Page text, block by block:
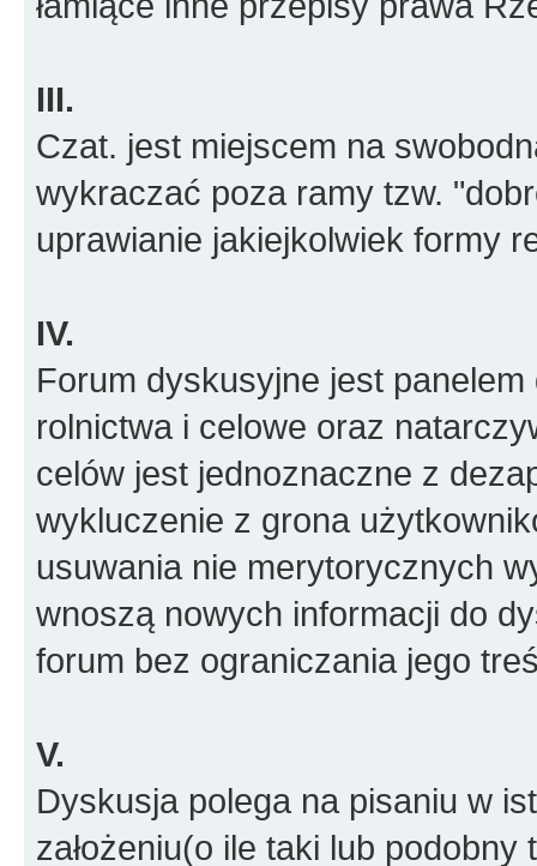
III.
Czat. jest miejscem na
wykraczać poza ramy tzw.
uprawianie jakiejkolwiek formy
IV.
Forum dyskusyjne jest
rolnictwa i celowe oraz
celów jest jednoznaczne z
wykluczenie z grona
usuwania nie merytorycznych
wnoszą nowych informacji do
forum bez ograniczania jego
V.
Dyskusja polega na pisaniu w
założeniu(o ile taki lub